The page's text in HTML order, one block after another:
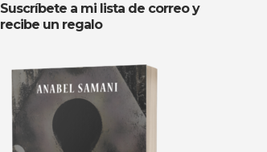
Suscríbete a mi lista de correo y
recibe un regalo